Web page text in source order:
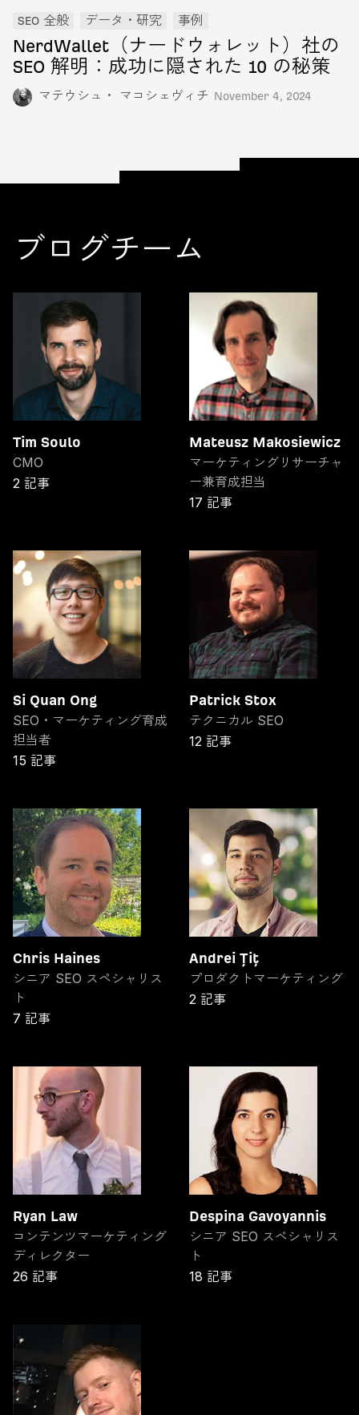
マテウシュ・ マコシェヴィチ November 4, 2024
SEO 全般 データ・研究 事例
NerdWallet（ナードウォレット）社の
SEO 解明：成功に隠された 10 の秘策
ブログチーム
Tim Soulo
CMO
2 記事
Mateusz Makosiewicz
マーケティングリサーチャ
ー兼育成担当
17 記事
Si Quan Ong
SEO・マーケティング育成
担当者
15 記事
Patrick Stox
テクニカル SEO
12 記事
Chris Haines
シニア SEO スペシャリス
ト
7 記事
Andrei Țiț
プロダクトマーケティング
2 記事
Ryan Law
コンテンツマーケティング
ディレクター
26 記事
Despina Gavoyannis
シニア SEO スペシャリス
ト
18 記事